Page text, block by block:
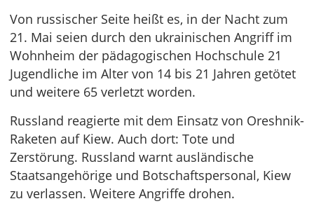
Von russischer Seite heißt es, in der Nacht zum
21. Mai seien durch den ukrainischen Angriff im
Wohnheim der pädagogischen Hochschule 21
Jugendliche im Alter von 14 bis 21 Jahren getötet
und weitere 65 verletzt worden.
Russland reagierte mit dem Einsatz von Oreshnik-
Raketen auf Kiew. Auch dort: Tote und
Zerstörung. Russland warnt ausländische
Staatsangehörige und Botschaftspersonal, Kiew
zu verlassen. Weitere Angriffe drohen.